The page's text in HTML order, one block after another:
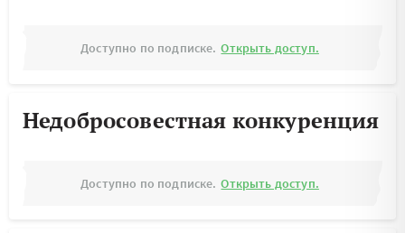
Доступно по подписке. Открыть доступ.
Недобросовестная конкуренция
Доступно по подписке. Открыть доступ.